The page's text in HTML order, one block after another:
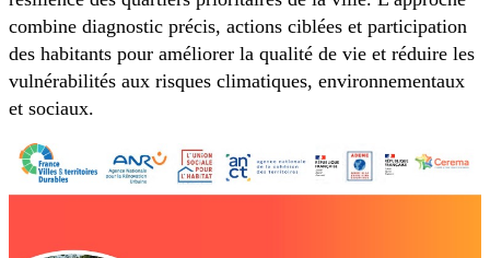
combine diagnostic précis, actions ciblées et participation
des habitants pour améliorer la qualité de vie et réduire les
vulnérabilités aux risques climatiques, environnementaux
et sociaux.